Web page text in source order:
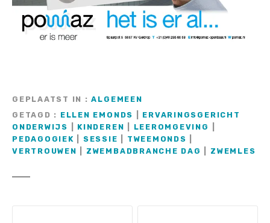
GEPLAATST IN
ALGEMEEN
GETAGD
ELLEN EMONDS
ERVARINGSGERICHT
ONDERWIJS
KINDEREN LEEROMGEVING
PEDAGOGIEK
SESSIE TWEEMONDS
VERTROUWEN
ZWEMBADBRANCHE DAG ZWEMLES